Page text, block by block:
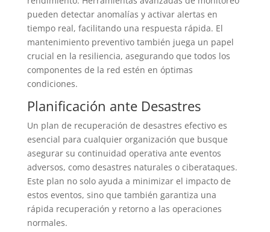
pueden detectar anomalías y activar alertas en
tiempo real, facilitando una respuesta rápida. El
mantenimiento preventivo también juega un papel
crucial en la resiliencia, asegurando que todos los
componentes de la red estén en óptimas
condiciones.
Planificación ante Desastres
Un plan de recuperación de desastres efectivo es
esencial para cualquier organización que busque
asegurar su continuidad operativa ante eventos
adversos, como desastres naturales o ciberataques.
Este plan no solo ayuda a minimizar el impacto de
estos eventos, sino que también garantiza una
rápida recuperación y retorno a las operaciones
normales.